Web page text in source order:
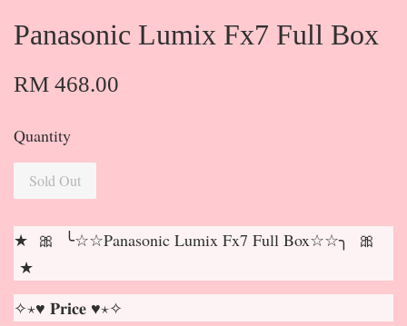
Panasonic Lumix Fx7 Full Box
RM 468.00
Quantity
Sold Out
★ 🎀 ╰☆☆Panasonic Lumix Fx7 Full Box☆☆╮ 🎀
★
✧⋆♥ 𝐏𝐫𝐢𝐜𝐞 ♥⋆✧